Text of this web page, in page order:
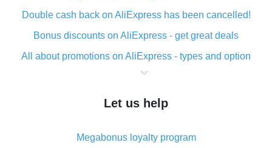
Double cash back on AliExpress has been cancelled!
Bonus discounts on AliExpress - get great deals
All about promotions on AliExpress - types and option
What is cash back when making purchases on
The best place to download cash back for AliExpress
What is the AliExpress cash back plugin and what are
Let us help
Megabonus loyalty program